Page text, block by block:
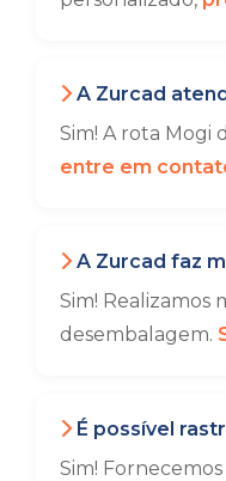
A Zurcad
Sim! A rota Mogi
entre em
A Zurcad faz
Sim! Realizamos
desembalagem.
É possível
Sim!